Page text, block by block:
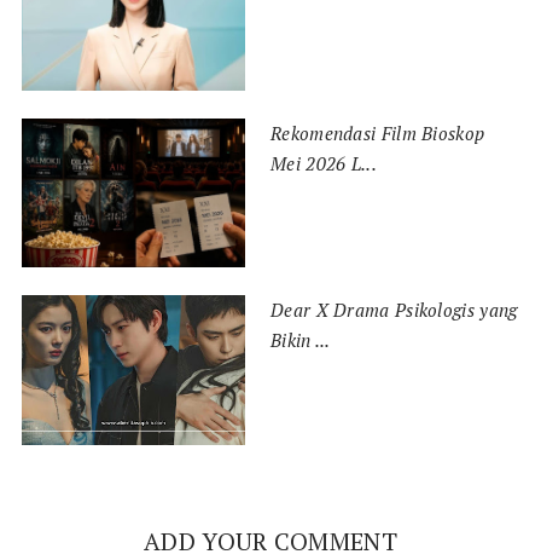
Rekomendasi Film Bioskop
Mei 2026 L...
Dear X Drama Psikologis yang
Bikin ...
ADD YOUR COMMENT